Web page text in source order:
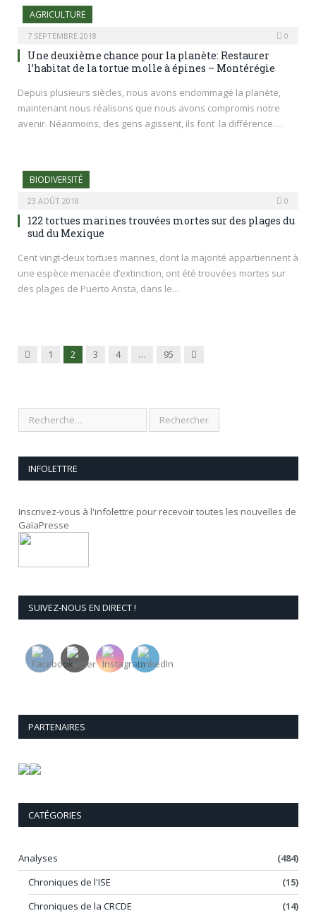
AGRICULTURE
7 SEPTEMBRE 2018 0
Une deuxième chance pour la planète: Restaurer
l’habitat de la tortue molle à épines – Montérégie
Depuis plusieurs siècles, nous avons endommagé la planète,
maintenant nous réalisons que nous avons compromis notre
avenir. Néanmoins, des gens agissent, ils font la différence.…
BIODIVERSITÉ
23 AOÛT 2018 0
122 tortues marines trouvées mortes sur des plages du
sud du Mexique
Cent vingt-deux tortues marines, dont la majorité appartiennent à
une espèce menacée d’extinction, ont été trouvées mortes sur
des plages de Puerto Arista, dans le…
Précédent
1 2 3 4 … 95 Suivant
INFOLETTRE
Inscrivez-vous à l'infolettre pour recevoir toutes les nouvelles de
GaïaPresse
SUIVEZ-NOUS EN DIRECT !
PARTENAIRES
CATÉGORIES
Analyses
(484)
Chroniques de l'ISE
(15)
Chroniques de la CRCDE
(14)